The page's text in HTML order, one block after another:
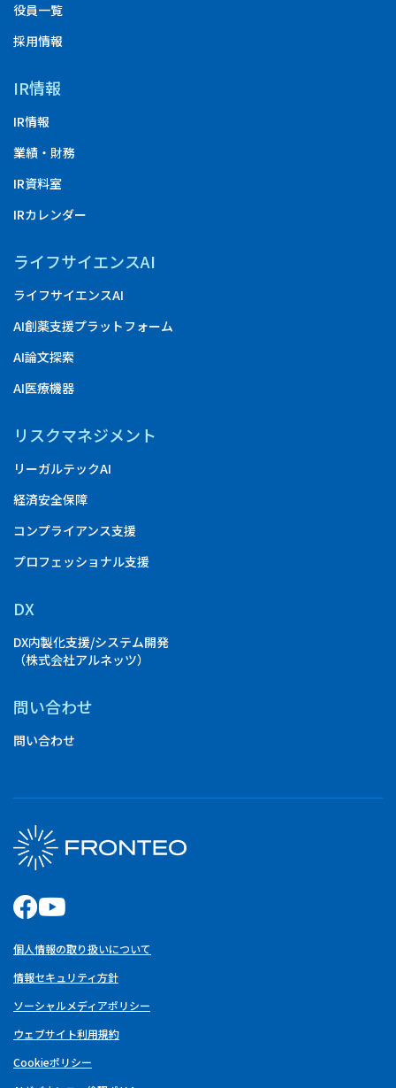
役員一覧
採用情報
IR情報
IR情報
業績・財務
IR資料室
IRカレンダー
ライフサイエンスAI
ライフサイエンスAI
AI創薬支援プラットフォーム
AI論文探索
AI医療機器
リスクマネジメント
リーガルテックAI
経済安全保障
コンプライアンス支援
プロフェッショナル支援
DX
DX内製化支援/システム開発
（株式会社アルネッツ）
問い合わせ
問い合わせ
個人情報の取り扱いについて
情報セキュリティ方針
ソーシャルメディアポリシー
ウェブサイト利用規約
Cookieポリシー